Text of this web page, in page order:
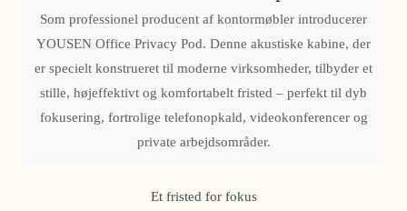
Som professionel producent af kontormøbler introducerer
YOUSEN Office Privacy Pod. Denne akustiske kabine, der
er specielt konstrueret til moderne virksomheder, tilbyder et
stille, højeffektivt og komfortabelt fristed – perfekt til dyb
fokusering, fortrolige telefonopkald, videokonferencer og
private arbejdsområder.
Et fristed for fokus